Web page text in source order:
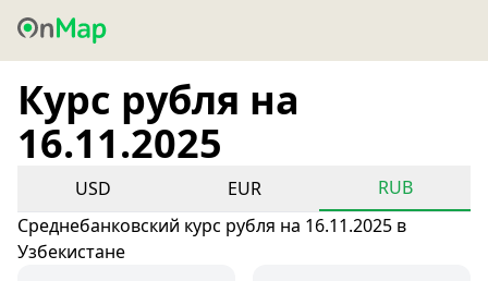
Курс рубля на
16.11.2025
USD EUR
RUB
Среднебанковский курс рубля на 16.11.2025 в
Узбекистане